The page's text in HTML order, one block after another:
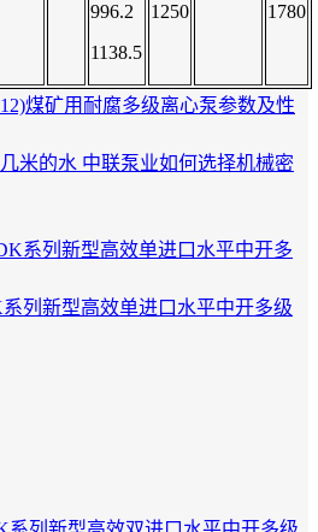
996.2
1138.5
1250 1780
煤矿用耐腐多级离心泵参数及性
米的水 中联泵业如何选择机械密
列新型高效单进口水平中开多级